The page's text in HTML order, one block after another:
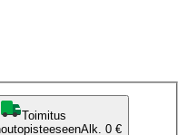
Toimitus
Alk. 0 €